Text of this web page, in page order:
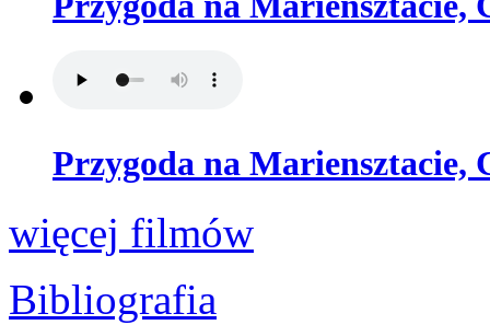
Przygoda na Mariensztacie,
więcej filmów
Bibliografia